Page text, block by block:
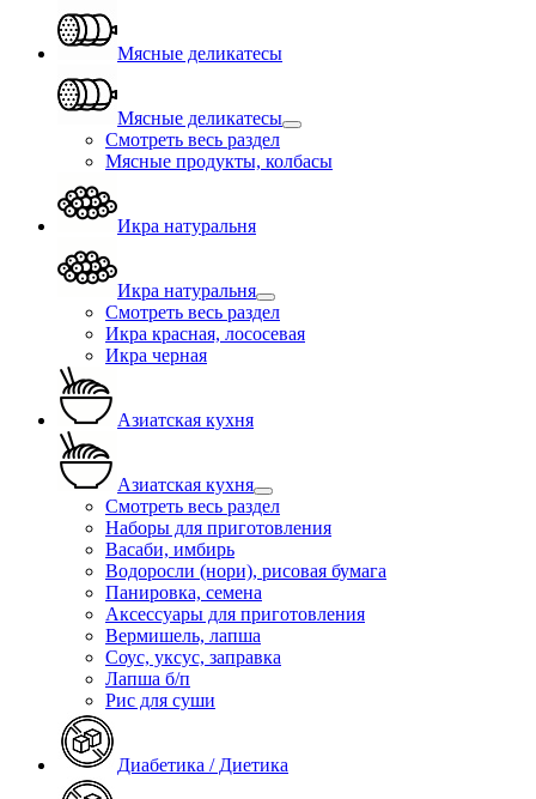
Мясные деликатесы
Мясные деликатесы
Смотреть весь раздел
Мясные продукты, колбасы
Икра натуральня
Икра натуральня
Смотреть весь раздел
Икра красная, лососевая
Икра черная
Азиатская кухня
Азиатская кухня
Смотреть весь раздел
Наборы для приготовления
Васаби, имбирь
Водоросли (нори), рисовая бумага
Панировка, семена
Аксессуары для приготовления
Вермишель, лапша
Соус, уксус, заправка
Лапша б/п
Рис для суши
Диабетика / Диетика